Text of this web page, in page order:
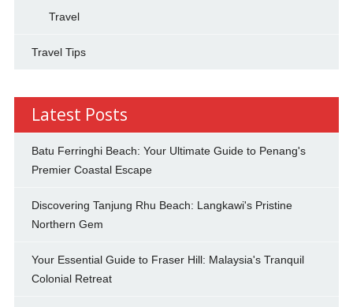
Travel
Travel Tips
Latest Posts
Batu Ferringhi Beach: Your Ultimate Guide to Penang's
Premier Coastal Escape
Discovering Tanjung Rhu Beach: Langkawi's Pristine
Northern Gem
Your Essential Guide to Fraser Hill: Malaysia's Tranquil
Colonial Retreat